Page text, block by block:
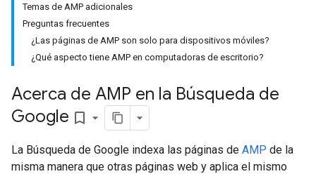
Temas de AMP adicionales
Preguntas frecuentes
¿Las páginas de AMP son solo para dispositivos móviles?
¿Qué aspecto tiene AMP en computadoras de escritorio?
Acerca de AMP en la Búsqueda de
Google bookmark_border
La Búsqueda de Google indexa las páginas de AMP de la
misma manera que otras páginas web y aplica el mismo